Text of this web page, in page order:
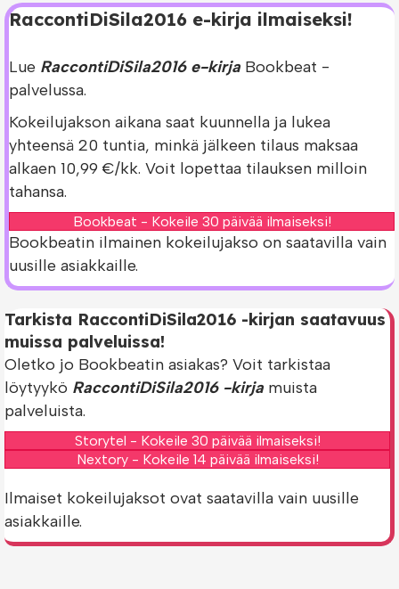
RaccontiDiSila2016 e-kirja ilmaiseksi!
Lue RaccontiDiSila2016 e-kirja Bookbeat -
palvelussa.
Kokeilujakson aikana saat kuunnella ja lukea
yhteensä 20 tuntia, minkä jälkeen tilaus maksaa
alkaen 10,99 €/kk. Voit lopettaa tilauksen milloin
tahansa.
Bookbeat - Kokeile 30 päivää ilmaiseksi!
Bookbeatin ilmainen kokeilujakso on saatavilla vain
uusille asiakkaille.
Tarkista RaccontiDiSila2016 -kirjan saatavuus
muissa palveluissa!
Oletko jo Bookbeatin asiakas? Voit tarkistaa
löytyykö RaccontiDiSila2016 -kirja muista
palveluista.
Storytel - Kokeile 30 päivää ilmaiseksi!
Nextory - Kokeile 14 päivää ilmaiseksi!
Ilmaiset kokeilujaksot ovat saatavilla vain uusille
asiakkaille.